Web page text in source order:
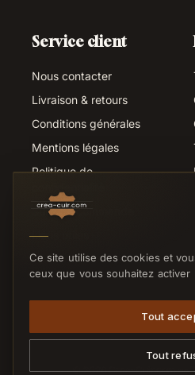
Service client
Nous contacter
Livraison & retours
Conditions générales
Mentions légales
Politique de
Suivi de commande
Liens utiles
© 2026 Crea-Cuir.com —
Ce site utilise des cookies et
ceux que vous souhaitez activer
Tout
Tout